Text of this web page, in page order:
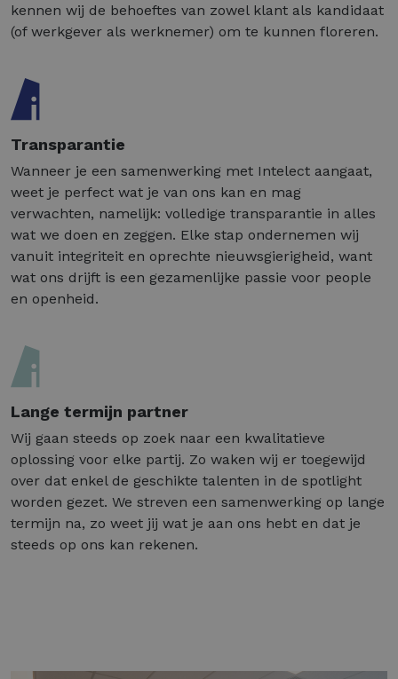
kennen wij de behoeftes van zowel klant als kandidaat
(of werkgever als werknemer) om te kunnen floreren.
Transparantie
Wanneer je een samenwerking met Intelect aangaat,
weet je perfect wat je van ons kan en mag
verwachten, namelijk: volledige transparantie in alles
wat we doen en zeggen. Elke stap ondernemen wij
vanuit integriteit en oprechte nieuwsgierigheid, want
wat ons drijft is een gezamenlijke passie voor people
en openheid.
Lange termijn partner
Wij gaan steeds op zoek naar een kwalitatieve
oplossing voor elke partij. Zo waken wij er toegewijd
over dat enkel de geschikte talenten in de spotlight
worden gezet. We streven een samenwerking op lange
termijn na, zo weet jij wat je aan ons hebt en dat je
steeds op ons kan rekenen.